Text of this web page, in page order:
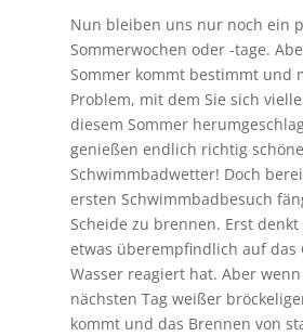
Nun bleiben uns nur noch ein
Sommerwochen oder -tage.
Sommer kommt bestimmt und
Problem, mit dem Sie sich
diesem Sommer
genießen endlich richtig
Schwimmbadwetter! Doch
ersten Schwimmbadbesuch
Scheide zu brennen. Erst denkt
etwas überempfindlich auf das
Wasser reagiert hat. Aber
nächsten Tag weißer
kommt und das Brennen von